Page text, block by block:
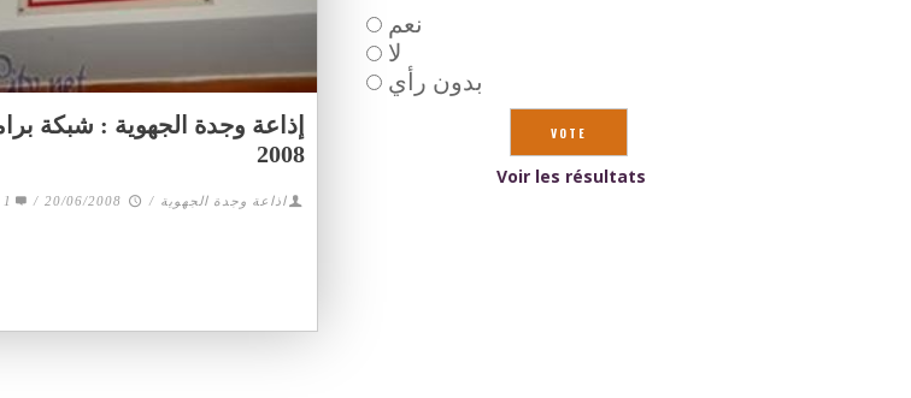
إذاعة وجدة الجهوية : شبكة
2008
اذاعة وجدة الجهوية /
20/06/2008
/
1
نعم
لا
بدون رأي
Voir les résultats